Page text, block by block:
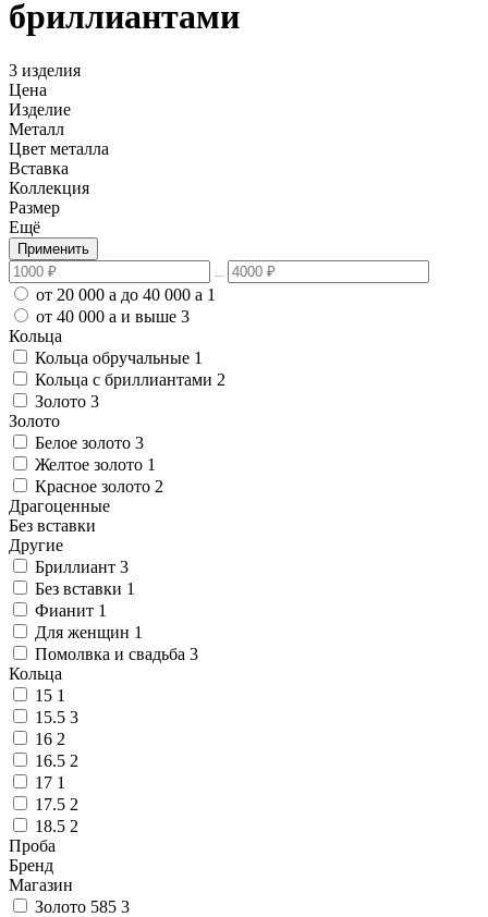
бриллиантами
3 изделия
Цена
Изделие
Металл
Цвет металла
Вставка
Коллекция
Размер
Ещё
Применить
от 20 000 a до 40 000 a 1
от 40 000 a и выше 3
Кольца
Кольца обручальные 1
Кольца с бриллиантами 2
Золото 3
Золото
Белое золото 3
Желтое золото 1
Красное золото 2
Драгоценные
Без вставки
Другие
Бриллиант 3
Без вставки 1
Фианит 1
Для женщин 1
Помолвка и свадьба 3
Кольца
15 1
15.5 3
16 2
16.5 2
17 1
17.5 2
18.5 2
Проба
Бренд
Магазин
Золото 585 3